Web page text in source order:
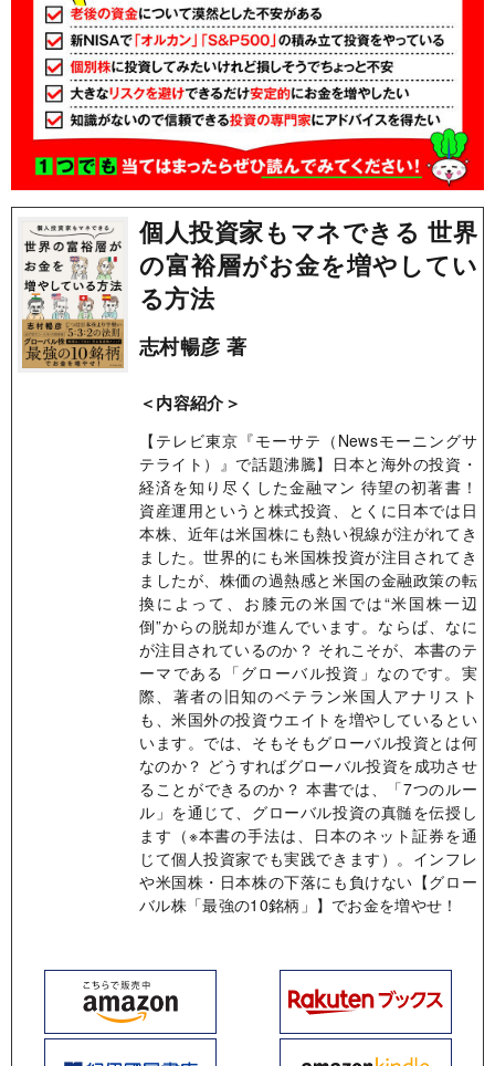
個人投資家もマネできる 世界
の富裕層がお金を増やしてい
る方法
志村暢彦 著
＜内容紹介＞
【テレビ東京『モーサテ（Newsモーニングサ
テライト）』で話題沸騰】日本と海外の投資・
経済を知り尽くした金融マン 待望の初著書！
資産運用というと株式投資、とくに日本では日
本株、近年は米国株にも熱い視線が注がれてき
ました。世界的にも米国株投資が注目されてき
ましたが、株価の過熱感と米国の金融政策の転
換によって、お膝元の米国では“米国株一辺
倒”からの脱却が進んでいます。ならば、なに
が注目されているのか？ それこそが、本書のテ
ーマである「グローバル投資」なのです。実
際、著者の旧知のベテラン米国人アナリスト
も、米国外の投資ウエイトを増やしているとい
います。では、そもそもグローバル投資とは何
なのか？ どうすればグローバル投資を成功させ
ることができるのか？ 本書では、「7つのルー
ル」を通じて、グローバル投資の真髄を伝授し
ます（※本書の手法は、日本のネット証券を通
じて個人投資家でも実践できます）。インフレ
や米国株・日本株の下落にも負けない【グロー
バル株「最強の10銘柄」】でお金を増やせ！